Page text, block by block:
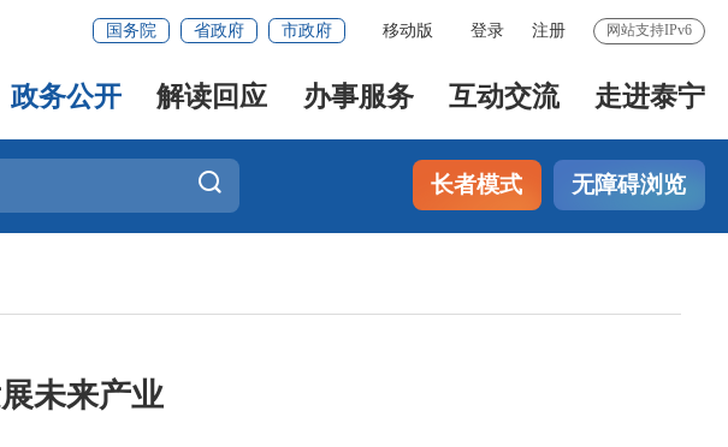
国务院 省政府 市政府 移动版 登录 注册 网站支持IPv6
政务公开 解读回应 办事服务 互动交流 走进泰宁
长者模式 无障碍浏览
未来产业